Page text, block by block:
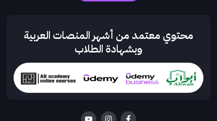
محتوي معتمد من أشهر المنصات العربية
وبشهادة الطلاب